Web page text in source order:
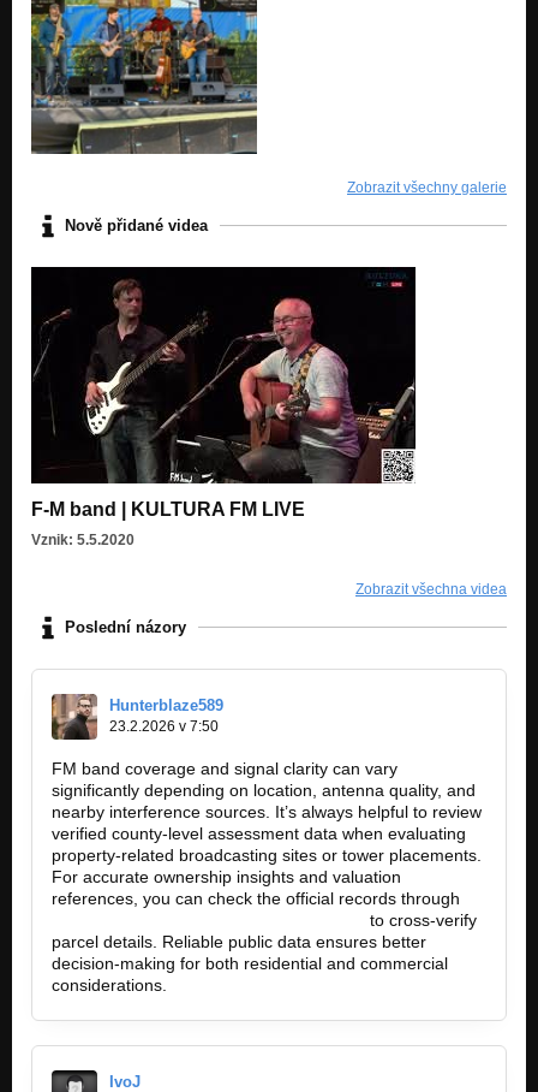
Zobrazit všechny galerie
Nově přidané videa
F-M band | KULTURA FM LIVE
Vznik: 5.5.2020
Zobrazit všechna videa
Poslední názory
Hunterblaze589
23.2.2026 v 7:50
FM band coverage and signal clarity can vary
significantly depending on location, antenna quality, and
nearby interference sources. It’s always helpful to review
verified county-level assessment data when evaluating
property-related broadcasting sites or tower placements.
For accurate ownership insights and valuation
references, you can check the official records through
to cross-verify
parcel details. Reliable public data ensures better
decision-making for both residential and commercial
considerations.
IvoJ